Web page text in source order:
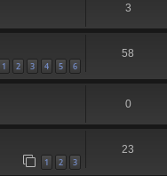
3
1 2 3 4 5 6
58
0
1 2 3
23